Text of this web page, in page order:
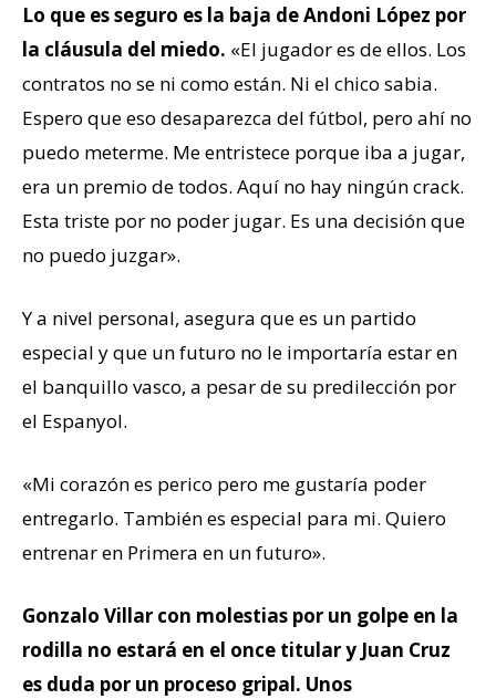
Lo que es seguro es la baja de Andoni López por
la cláusula del miedo. «El jugador es de ellos. Los
contratos no se ni como están. Ni el chico sabia.
Espero que eso desaparezca del fútbol, pero ahí no
puedo meterme. Me entristece porque iba a jugar,
era un premio de todos. Aquí no hay ningún crack.
Esta triste por no poder jugar. Es una decisión que
no puedo juzgar».
Y a nivel personal, asegura que es un partido
especial y que un futuro no le importaría estar en
el banquillo vasco, a pesar de su predilección por
el Espanyol.
«Mi corazón es perico pero me gustaría poder
entregarlo. También es especial para mi. Quiero
entrenar en Primera en un futuro».
Gonzalo Villar con molestias por un golpe en la
rodilla no estará en el once titular y Juan Cruz
es duda por un proceso gripal. Unos